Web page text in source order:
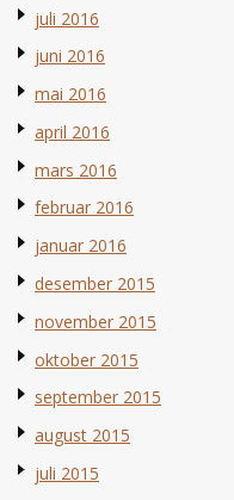
juli 2016
juni 2016
mai 2016
april 2016
mars 2016
februar 2016
januar 2016
desember 2015
november 2015
oktober 2015
september 2015
august 2015
juli 2015